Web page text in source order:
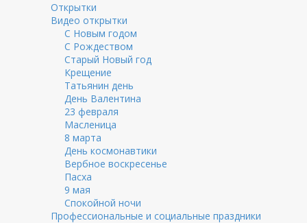
Открытки
Видео открытки
С Новым годом
С Рождеством
Старый Новый год
Крещение
Татьянин день
День Валентина
23 февраля
Масленица
8 марта
День космонавтики
Вербное воскресенье
Пасха
9 мая
Спокойной ночи
Профессиональные и социальные праздники